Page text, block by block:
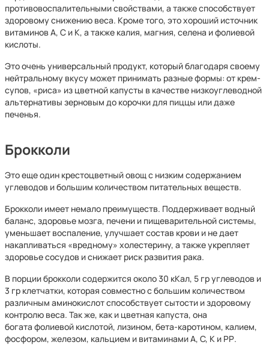
противовоспалительными свойствами, а также способствует
здоровому снижению веса. Кроме того, это хороший источник
витаминов А, С и К, а также калия, магния, селена и фолиевой
кислоты.
Это очень универсальный продукт, который благодаря своему
нейтральному вкусу может принимать разные формы: от крем-
супов, «риса» из цветной капусты в качестве низкоуглеводной
альтернативы зерновым до корочки для пиццы или даже
печенья.
Брокколи
Это еще один крестоцветный овощ с низким содержанием
углеводов и большим количеством питательных веществ.
Брокколи имеет немало преимуществ. Поддерживает водный
баланс, здоровье мозга, печени и пищеварительной системы,
уменьшает воспаление, улучшает состав крови и не дает
накапливаться «вредному» холестерину, а также укрепляет
здоровье сосудов и снижает риск развития рака.
В порции брокколи содержится около 30 кКал, 5 гр углеводов и
3 гр клетчатки, которая совместно с большим количеством
различным аминокислот способствует сытости и здоровому
контролю веса. Так же, как и цветная капуста, она
богата фолиевой кислотой, лизином, бета-каротином, калием,
фосфором, железом, кальцием и витаминами А, С, К и РР.